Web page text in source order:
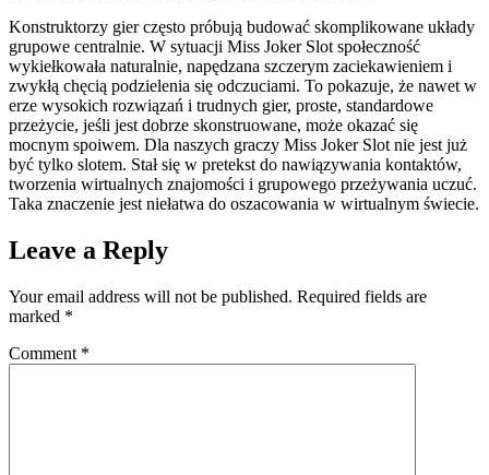
Konstruktorzy gier często próbują budować skomplikowane układy
grupowe centralnie. W sytuacji Miss Joker Slot społeczność
wykiełkowała naturalnie, napędzana szczerym zaciekawieniem i
zwykłą chęcią podzielenia się odczuciami. To pokazuje, że nawet w
erze wysokich rozwiązań i trudnych gier, proste, standardowe
przeżycie, jeśli jest dobrze skonstruowane, może okazać się
mocnym spoiwem. Dla naszych graczy Miss Joker Slot nie jest już
być tylko slotem. Stał się w pretekst do nawiązywania kontaktów,
tworzenia wirtualnych znajomości i grupowego przeżywania uczuć.
Taka znaczenie jest niełatwa do oszacowania w wirtualnym świecie.
Leave a Reply
Your email address will not be published. Required fields are
marked *
Comment *